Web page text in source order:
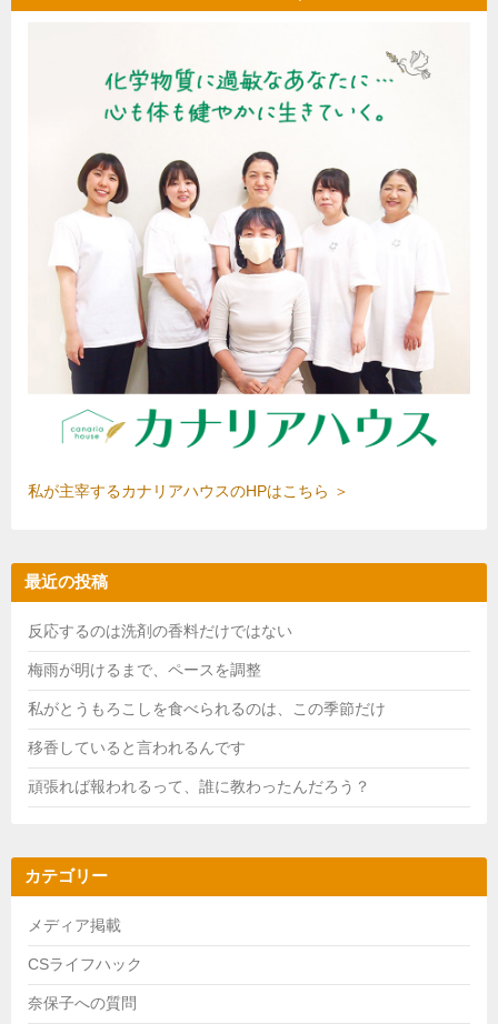
私が主宰するカナリアハウスのHPはこちら ＞
最近の投稿
反応するのは洗剤の香料だけではない
梅雨が明けるまで、ペースを調整
私がとうもろこしを食べられるのは、この季節だけ
移香していると言われるんです
頑張れば報われるって、誰に教わったんだろう？
カテゴリー
メディア掲載
CSライフハック
奈保子への質問